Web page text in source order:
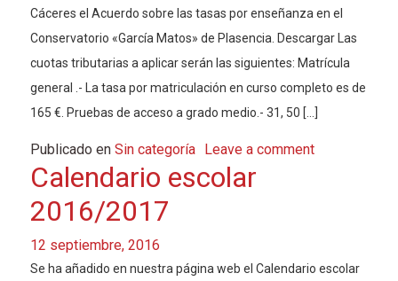
Cáceres el Acuerdo sobre las tasas por enseñanza en el
Conservatorio «García Matos» de Plasencia. Descargar Las
cuotas tributarias a aplicar serán las siguientes: Matrícula
general .- La tasa por matriculación en curso completo es de
165 €. Pruebas de acceso a grado medio.- 31, 50 […]
Publicado en Sin categoría Leave a comment
Calendario escolar
2016/2017
12 septiembre, 2016
Se ha añadido en nuestra página web el Calendario escolar